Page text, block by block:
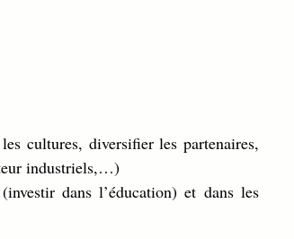
cultures, diversifier les partenaires,
industriels,…)
dans l’éducation) et dans les